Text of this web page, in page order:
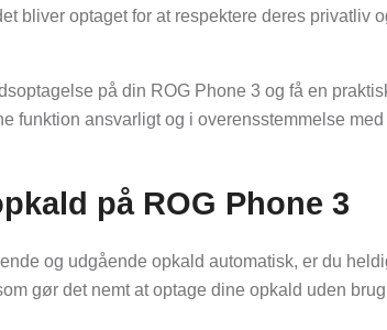
bliver optaget for at respektere deres privatliv
på din ROG Phone 3 og få en
funktion ansvarligt og i overensstemmelse med
på ROG Phone 3
og udgående opkald automatisk, er du
gør det nemt at optage dine opkald uden